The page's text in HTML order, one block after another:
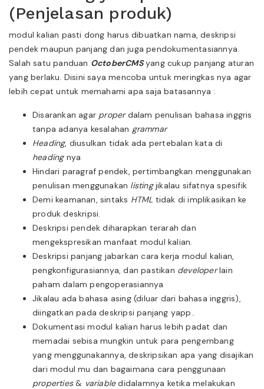
(Penjelasan produk)
modul kalian pasti dong harus dibuatkan nama, deskripsi
pendek maupun panjang dan juga pendokumentasiannya.
Salah satu panduan OctoberCMSyang cukup panjang aturan
yang berlaku. Disini saya mencoba untuk meringkas nya agar
lebih cepat untuk memahami apa saja batasannya :
Disarankan agar properdalam penulisan bahasa inggris
tanpa adanya kesalahan grammar
Heading, diusulkan tidak ada pertebalan kata di
headingnya
Hindari paragraf pendek, pertimbangkan menggunakan
penulisan menggunakan listingjikalau sifatnya spesifik
Demi keamanan, sintaks HTML tidak di implikasikan ke
produk deskripsi.
Deskripsi pendek diharapkan terarah dan
mengekspresikan manfaat modul kalian.
Deskripsi panjang jabarkan cara kerja modul kalian,
pengkonfigurasiannya, dan pastikan developerlain
paham dalam pengoperasiannya
Jikalau ada bahasa asing (diluar dari bahasa inggris),
diingatkan pada deskripsi panjang yapp..
Dokumentasi modul kalian harus lebih padat dan
memadai sebisa mungkin untuk para pengembang
yang menggunakannya, deskripsikan apa yang disajikan
dari modul mu dan bagaimana cara penggunaan
properties& variabledidalamnya ketika melakukan